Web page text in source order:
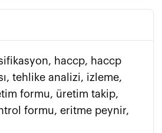
haccp, haccp
tehlike analizi, izleme,
formu, üretim takip,
formu, eritme peynir,